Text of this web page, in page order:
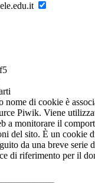
nome di cookie è
Piwik. Viene
a monitorare il
del sito. È un cookie
da una breve serie
di riferimento per il